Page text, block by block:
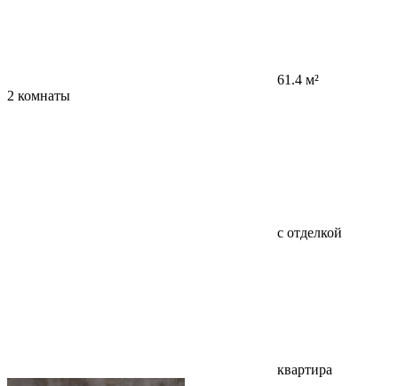
61.4 м²
2 комнаты
с отделкой
квартира